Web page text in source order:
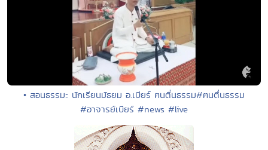
• สอนธรรมะ นักเรียนมัธยม อ.เบียร์ ฅนตื่นธรรม#ฅนตื่นธรรม
#อาจารย์เบียร์ #news #live